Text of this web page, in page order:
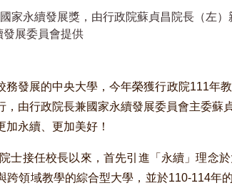
家永續發展獎，由行政院蘇貞昌院長（左
展委員會提供
務發展的中央大學，今年榮獲行政院111年
，由行政院長兼國家永續發展委員會主委蘇
永續、更加美好！
士接任校長以來，首先引進「永續」理念
跨領域教學的綜合型大學，並於110-114年